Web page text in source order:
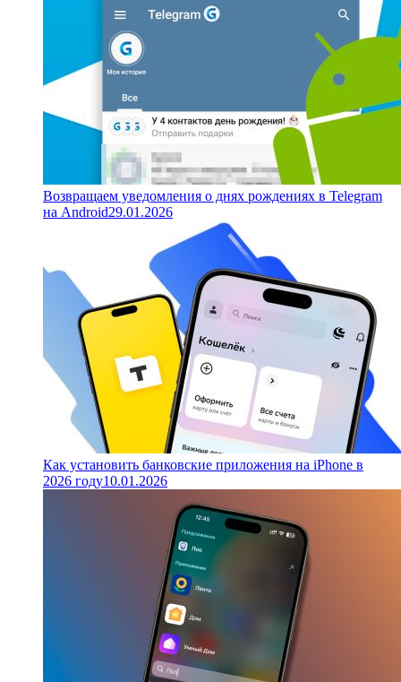
Возвращаем уведомления о днях рождениях в Telegram
на Android29.01.2026
Как установить банковские приложения на iPhone в
2026 году10.01.2026